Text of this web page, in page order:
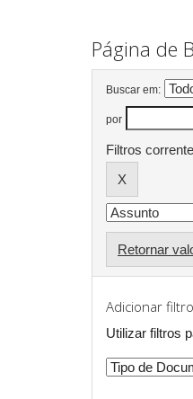
Página de
Buscar em:
por
Filtros
Retornar
Adicionar
Utilizar filtros